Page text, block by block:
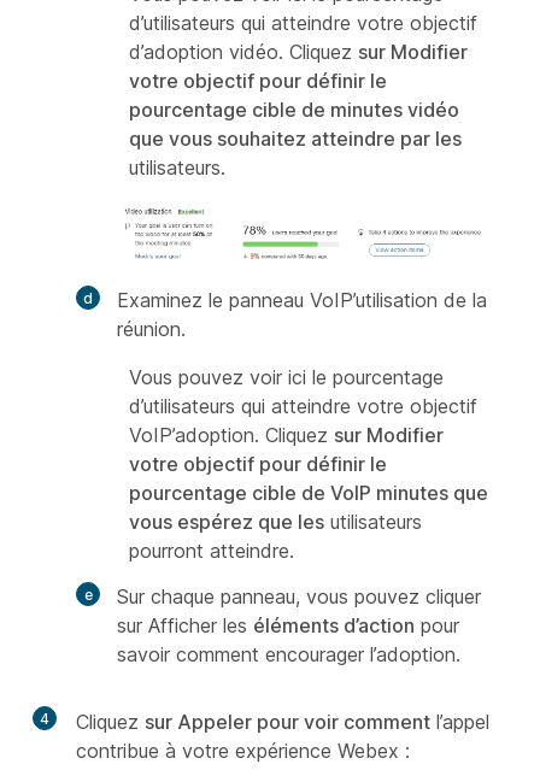
d’utilisateurs qui atteindre votre objectif
d’adoption vidéo. Cliquez sur Modifier
votre objectif pour définir le
pourcentage cible de minutes vidéo
que vous souhaitez atteindre par les
utilisateurs.
Examinez le panneau VoIP’utilisation de la
réunion.
Vous pouvez voir ici le pourcentage
d’utilisateurs qui atteindre votre objectif
VoIP’adoption. Cliquez sur Modifier
votre objectif pour définir le
pourcentage cible de VoIP minutes que
vous espérez que les utilisateurs
pourront atteindre.
Sur chaque panneau, vous pouvez cliquer
sur Afficher les éléments d’action pour
savoir comment encourager l’adoption.
4 Cliquez sur Appeler pour voir comment l’appel
contribue à votre expérience Webex :